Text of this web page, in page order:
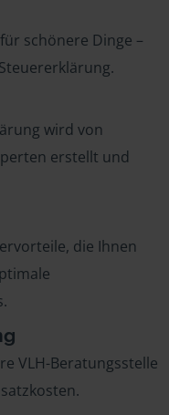
schönere Dinge –
wird von
erstellt und
die Ihnen
VLH-Beratungsstelle